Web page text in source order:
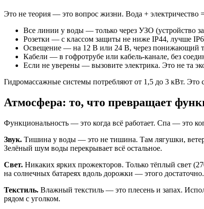
Это не теория — это вопрос жизни. Вода + электричество
Все линии у воды — только через УЗО (устройство
Розетки — с классом защиты не ниже IP44, лучше
Освещение — на 12 В или 24 В, через понижающий
Кабели — в гофротрубе или кабель-канале, без
Если не уверены — вызовите электрика. Это не та
Гидромассажные системы потребляют от 1,5 до 3 кВт. Это
Атмосфера: то, что превращает
Функциональность — это когда всё работает. Спа — это
Звук. Тишина у воды — это не тишина. Там лягушки,
Зелёный шум воды перекрывает всё остальное.
Свет. Никаких ярких прожекторов. Только тёплый свет
на солнечных батареях вдоль дорожки — этого достаточно.
Текстиль. Влажный текстиль — это плесень и запах.
рядом с уголком.